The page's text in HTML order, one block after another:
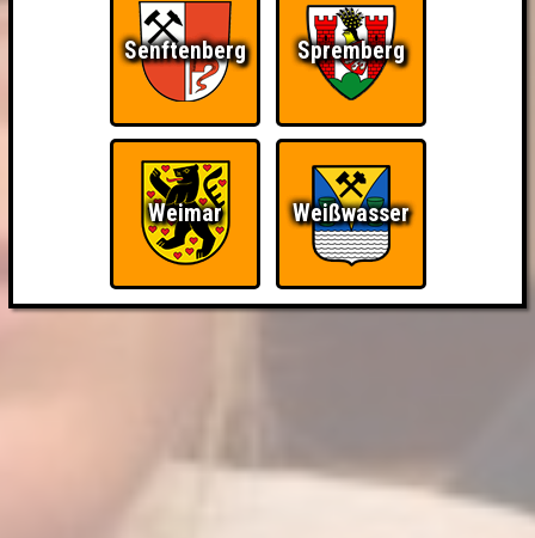
Senftenberg Spremberg
Weimar Weißwasser